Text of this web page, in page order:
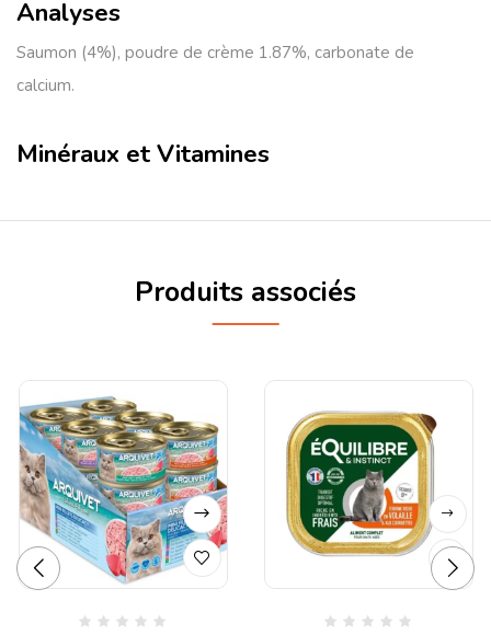
Analyses
Saumon (4%), poudre de crème 1.87%, carbonate de
calcium.
Minéraux et Vitamines
Produits associés